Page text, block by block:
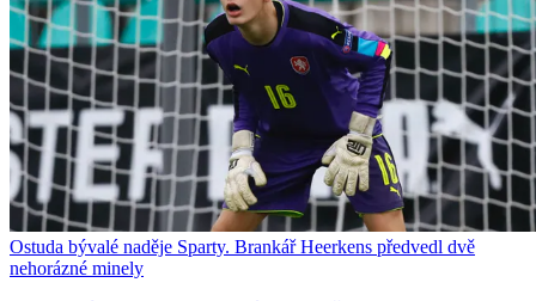
Ostuda bývalé naděje Sparty. Brankář Heerkens předvedl dvě
nehorázné minely